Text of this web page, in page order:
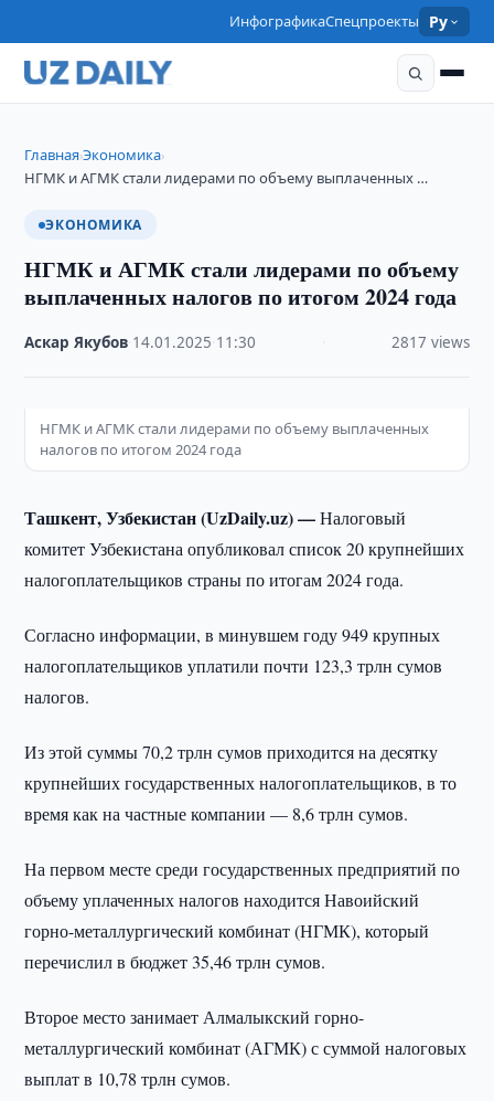
ИнфографикаСпецпроекты Ру
Главная›Экономика›
НГМК и АГМК стали лидерами по объему выплаченных …
ЭКОНОМИКА
НГМК и АГМК стали лидерами по объему
выплаченных налогов по итогом 2024 года
Аскар Якубов 14.01.2025 11:30 2817 views
НГМК и АГМК стали лидерами по объему выплаченных
налогов по итогом 2024 года
Ташкент, Узбекистан (UzDaily.uz) —Налоговый
комитет Узбекистана опубликовал список 20 крупнейших
налогоплательщиков страны по итогам 2024 года.
Согласно информации, в минувшем году 949 крупных
налогоплательщиков уплатили почти 123,3 трлн сумов
налогов.
Из этой суммы 70,2 трлн сумов приходится на десятку
крупнейших государственных налогоплательщиков, в то
время как на частные компании — 8,6 трлн сумов.
На первом месте среди государственных предприятий по
объему уплаченных налогов находится Навоийский
горно-металлургический комбинат (НГМК), который
перечислил в бюджет 35,46 трлн сумов.
Второе место занимает Алмалыкский горно-
металлургический комбинат (АГМК) с суммой налоговых
выплат в 10,78 трлн сумов.